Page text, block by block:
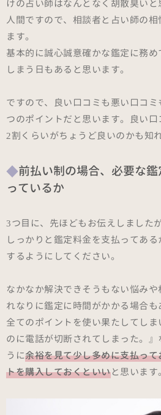
けの占い師はなんとなく胡散臭い
人間ですので、相談者と占い師の
ます。
基本的に誠心誠意確かな鑑定に務
しまう日もあると思います。
ですので、良い口コミも悪い口コ
つのポイントだと思います。良い
2割くらいがちょうど良いのかも知
前払い制の場合、必要な
っているか
3つ目に、先ほどもお伝えしました
しっかりと鑑定料金を支払ってあ
するようにしてください。
なかなか解決できそうもない悩み
れなりに鑑定に時間がかかる場合も
全てのポイントを使い果たしてし
のに電話が切断されてしまった。
うに余裕を見て少し多めに支払っ
トを購入しておくといいと思います。